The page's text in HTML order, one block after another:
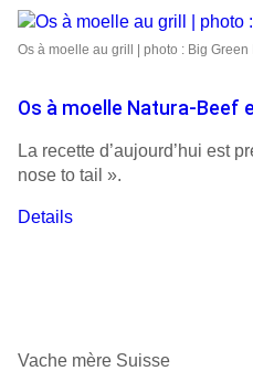
Os à moelle au grill | photo : Big Green
Os à moelle Natura-Beef
La recette d’aujourd’hui est
nose to tail ».
Details
Vache mère Suisse